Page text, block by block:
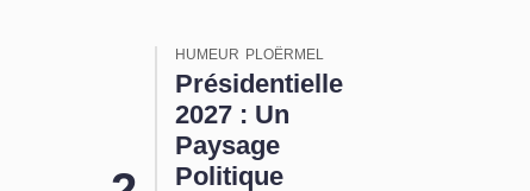
HUMEUR PLOËRMEL
Présidentielle
2027 : Un
Paysage
Politique